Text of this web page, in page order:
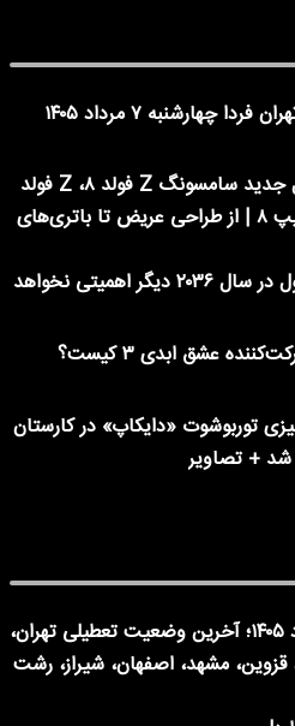
فوری | ادارات تهران فردا چهارشنبه ۷ مرداد ۱۴۰۵
معرفی سه مدل جدید سامسونگ Z فولد ۸، Z فولد
۸ اولترا و Z فلیپ ۸ | از طراحی عریض تا باتری‌های
ایلان ماسک: پول در سال ۲۰۳۶ دیگر اهمیتی نخواهد
عشق ابدی ۳ کیست؟
توربوشوت «دایکاپ» در کارستان
شد + تصاویر
تعطیلی ادارات دوشنبه ۱۹ مرداد ۱۴۰۵؛ آخرین وضعیت تعطیلی تهران،
قزوین، مشهد، اصفهان، شیراز، رشت